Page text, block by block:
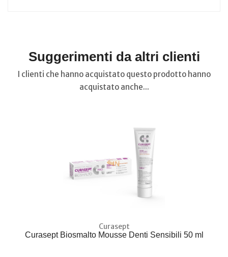
Suggerimenti da altri clienti
I clienti che hanno acquistato questo prodotto hanno
acquistato anche...
Curasept
Curasept Biosmalto Mousse Denti Sensibili 50 ml